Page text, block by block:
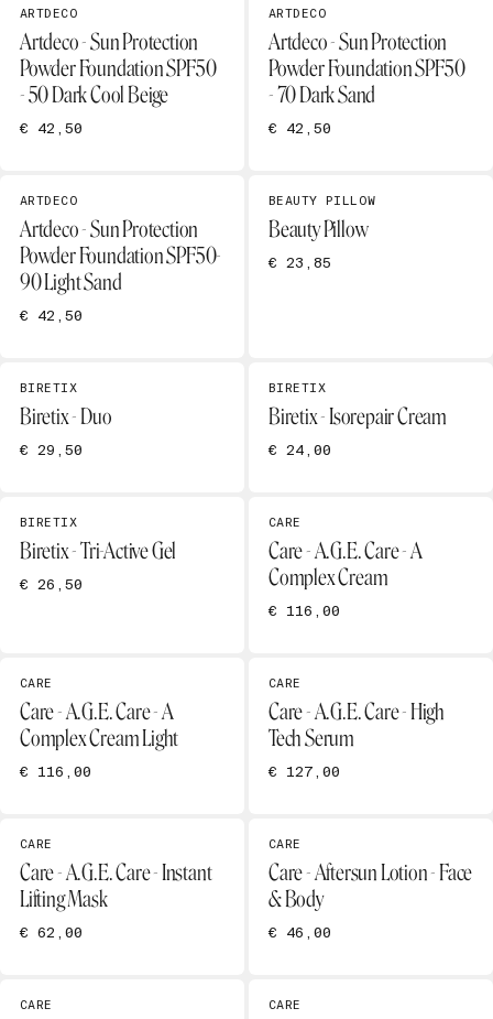
ARTDECO
Artdeco - Sun Protection
Powder Foundation SPF50
- 50 Dark Cool Beige
€ 42,50
ARTDECO
Artdeco - Sun Protection
Powder Foundation SPF50
- 70 Dark Sand
€ 42,50
ARTDECO
Artdeco - Sun Protection
Powder Foundation SPF50-
90 Light Sand
€ 42,50
BEAUTY PILLOW
Beauty Pillow
€ 23,85
BIRETIX
Biretix - Duo
€ 29,50
BIRETIX
Biretix - Isorepair Cream
€ 24,00
BIRETIX
Biretix - Tri-Active Gel
€ 26,50
CARE
Care - A.G.E. Care - A
Complex Cream
€ 116,00
CARE
Care - A.G.E. Care - A
Complex Cream Light
€ 116,00
CARE
Care - A.G.E. Care - High
Tech Serum
€ 127,00
CARE
Care - A.G.E. Care - Instant
Lifting Mask
€ 62,00
CARE
Care - Aftersun Lotion - Face
& Body
€ 46,00
CARE CARE